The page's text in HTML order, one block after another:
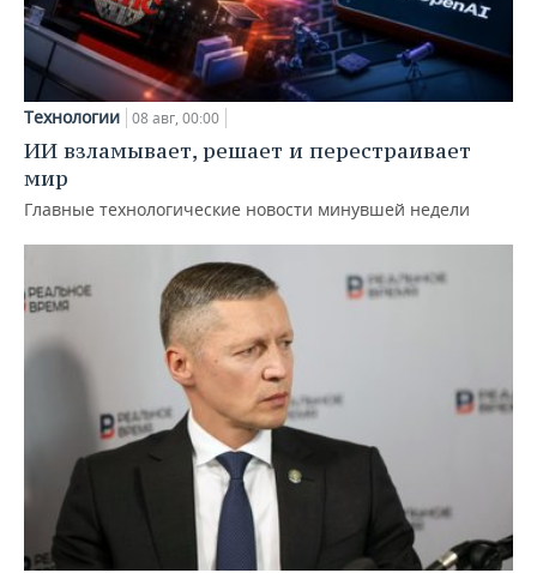
Технологии 08 авг, 00:00
ИИ взламывает, решает и перестраивает
мир
Главные технологические новости минувшей недели